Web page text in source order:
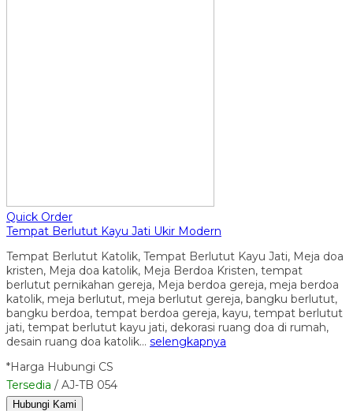
Quick Order
Tempat Berlutut Kayu Jati Ukir Modern
Tempat Berlutut Katolik, Tempat Berlutut Kayu Jati, Meja doa
kristen, Meja doa katolik, Meja Berdoa Kristen, tempat
berlutut pernikahan gereja, Meja berdoa gereja, meja berdoa
katolik, meja berlutut, meja berlutut gereja, bangku berlutut,
bangku berdoa, tempat berdoa gereja, kayu, tempat berlutut
jati, tempat berlutut kayu jati, dekorasi ruang doa di rumah,
desain ruang doa katolik… selengkapnya
*Harga Hubungi CS
Tersedia / AJ-TB 054
Hubungi Kami